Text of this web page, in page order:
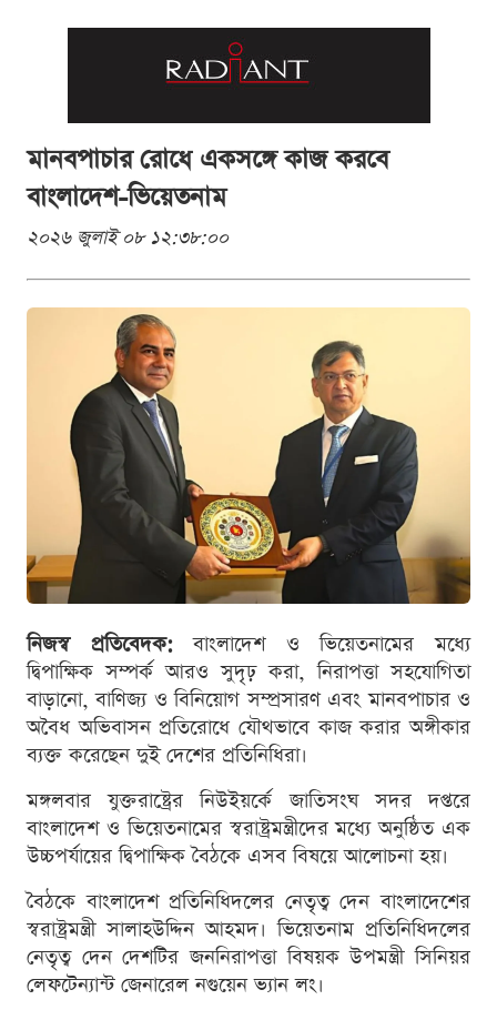
মানবপাচার রোধে একসঙ্গে কাজ করবে
বাংলাদেশ-ভিয়েতনাম
২০২৬ জুলাই ০৮ ১২:৩৮:০০
নিজস্ব প্রতিবেদক:বাংলাদেশ ও ভিয়েতনামের মধ্যে
দ্বিপাক্ষিক সম্পর্ক আরও সুদৃঢ় করা, নিরাপত্তা সহযোগিতা
বাড়ানো, বাণিজ্য ও বিনিয়োগ সম্প্রসারণ এবং মানবপাচার ও
অবৈধ অভিবাসন প্রতিরোধে যৌথভাবে কাজ করার অঙ্গীকার
ব্যক্ত করেছেন দুই দেশের প্রতিনিধিরা।
মঙ্গলবার যুক্তরাষ্ট্রের নিউইয়র্কে জাতিসংঘ সদর দপ্তরে
বাংলাদেশ ও ভিয়েতনামের স্বরাষ্ট্রমন্ত্রীদের মধ্যে অনুষ্ঠিত এক
উচ্চপর্যায়ের দ্বিপাক্ষিক বৈঠকে এসব বিষয়ে আলোচনা হয়।
বৈঠকে বাংলাদেশ প্রতিনিধিদলের নেতৃত্ব দেন বাংলাদেশের
স্বরাষ্ট্রমন্ত্রী সালাহউদ্দিন আহমদ। ভিয়েতনাম প্রতিনিধিদলের
নেতৃত্ব দেন দেশটির জননিরাপত্তা বিষয়ক উপমন্ত্রী সিনিয়র
লেফটেন্যান্ট জেনারেল নগুয়েন ভ্যান লং।